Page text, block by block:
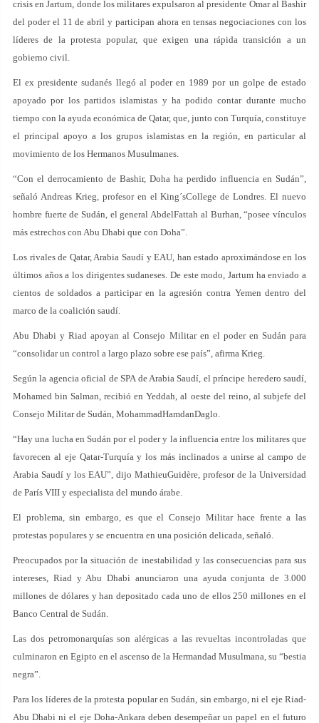
crisis en Jartum, donde los militares expulsaron al presidente Omar al Bashir
del poder el 11 de abril y participan ahora en tensas negociaciones con los
líderes de la protesta popular, que exigen una rápida transición a un
gobierno civil.
El ex presidente sudanés llegó al poder en 1989 por un golpe de estado
apoyado por los partidos islamistas y ha podido contar durante mucho
tiempo con la ayuda económica de Qatar, que, junto con Turquía, constituye
el principal apoyo a los grupos islamistas en la región, en particular al
movimiento de los Hermanos Musulmanes.
“Con el derrocamiento de Bashir, Doha ha perdido influencia en Sudán”,
señaló Andreas Krieg, profesor en el King´sCollege de Londres. El nuevo
hombre fuerte de Sudán, el general AbdelFattah al Burhan, “posee vínculos
más estrechos con Abu Dhabi que con Doha”.
Los rivales de Qatar, Arabia Saudí y EAU, han estado aproximándose en los
últimos años a los dirigentes sudaneses. De este modo, Jartum ha enviado a
cientos de soldados a participar en la agresión contra Yemen dentro del
marco de la coalición saudí.
Abu Dhabi y Riad apoyan al Consejo Militar en el poder en Sudán para
“consolidar un control a largo plazo sobre ese país”, afirma Krieg.
Según la agencia oficial de SPA de Arabia Saudí, el príncipe heredero saudí,
Mohamed bin Salman, recibió en Yeddah, al oeste del reino, al subjefe del
Consejo Militar de Sudán, MohammadHamdanDaglo.
“Hay una lucha en Sudán por el poder y la influencia entre los militares que
favorecen al eje Qatar-Turquía y los más inclinados a unirse al campo de
Arabia Saudí y los EAU”, dijo MathieuGuidère, profesor de la Universidad
de París VIII y especialista del mundo árabe.
El problema, sin embargo, es que el Consejo Militar hace frente a las
protestas populares y se encuentra en una posición delicada, señaló.
Preocupados por la situación de inestabilidad y las consecuencias para sus
intereses, Riad y Abu Dhabi anunciaron una ayuda conjunta de 3.000
millones de dólares y han depositado cada uno de ellos 250 millones en el
Banco Central de Sudán.
Las dos petromonarquías son alérgicas a las revueltas incontroladas que
culminaron en Egipto en el ascenso de la Hermandad Musulmana, su “bestia
negra”.
Para los líderes de la protesta popular en Sudán, sin embargo, ni el eje Riad-
Abu Dhabi ni el eje Doha-Ankara deben desempeñar un papel en el futuro